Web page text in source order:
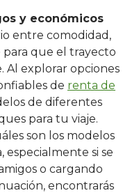
y económicos
entre comodidad,
para que el trayecto
Al explorar opciones
de renta de
de diferentes
para tu viaje.
son los modelos
especialmente si se
o cargando
encontrarás